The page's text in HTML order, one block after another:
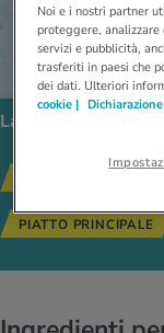
La ricetta segue i
PIATTO PRINCIPALE
Noi e i nostri partner
proteggere,
servizi e pubblicità,
trasferiti in paesi che
dei dati. Ulteriori
cookie |